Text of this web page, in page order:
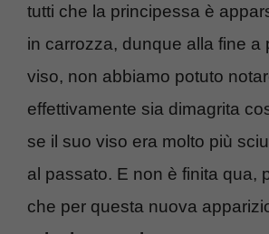
tutti che la principessa è
in carrozza, dunque alla fine a
viso, non abbiamo potuto
effettivamente sia dimagrita
se il suo viso era molto più
al passato. E non è finita qua,
che per questa nuova